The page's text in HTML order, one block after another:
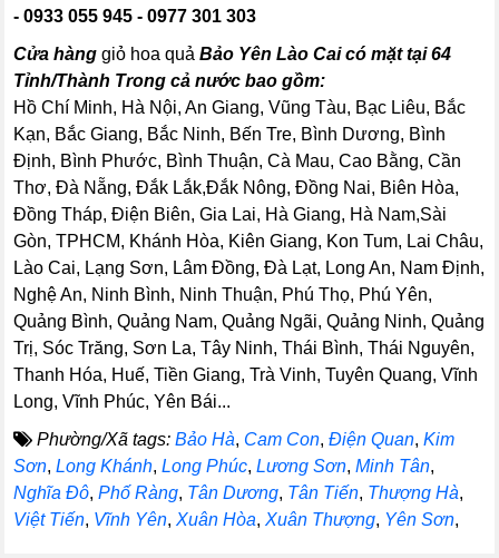
- 0933 055 945 - 0977 301 303
Cửa hànggiỏ hoa quả Bảo Yên Lào Cai có mặt tại 64
Tỉnh/Thành Trong cả nước bao gồm:
Hồ Chí Minh, Hà Nội, An Giang, Vũng Tàu, Bạc Liêu, Bắc
Kạn, Bắc Giang, Bắc Ninh, Bến Tre, Bình Dương, Bình
Định, Bình Phước, Bình Thuận, Cà Mau, Cao Bằng, Cần
Thơ, Đà Nẵng, Đắk Lắk,Đắk Nông, Đồng Nai, Biên Hòa,
Đồng Tháp, Điện Biên, Gia Lai, Hà Giang, Hà Nam,Sài
Gòn, TPHCM, Khánh Hòa, Kiên Giang, Kon Tum, Lai Châu,
Lào Cai, Lạng Sơn, Lâm Đồng, Đà Lạt, Long An, Nam Định,
Nghệ An, Ninh Bình, Ninh Thuận, Phú Thọ, Phú Yên,
Quảng Bình, Quảng Nam, Quảng Ngãi, Quảng Ninh, Quảng
Trị, Sóc Trăng, Sơn La, Tây Ninh, Thái Bình, Thái Nguyên,
Thanh Hóa, Huế, Tiền Giang, Trà Vinh, Tuyên Quang, Vĩnh
Long, Vĩnh Phúc, Yên Bái...
Phường/Xã tags: Bảo Hà, Cam Con,Điện Quan,Kim
Sơn,Long Khánh,Long Phúc,Lương Sơn,Minh Tân,
Nghĩa Đô,Phố Ràng, Tân Dương, Tân Tiến, Thượng Hà,
Việt Tiến, Vĩnh Yên,Xuân Hòa,Xuân Thượng, Yên Sơn,